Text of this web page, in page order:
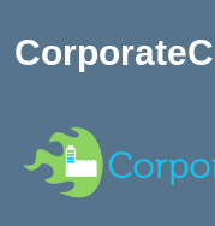
Inhalt
springen